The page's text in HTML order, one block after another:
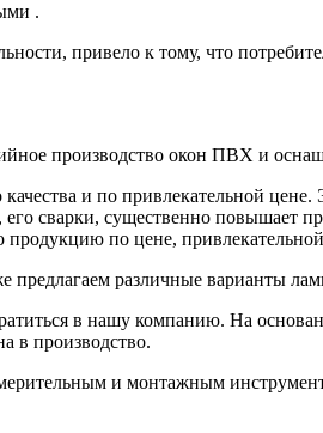
.
привело к тому, что
производство окон ПВХ и
и по привлекательной
сварки, существенно повышает
по цене,
различные варианты
в нашу компанию. На
в производство.
и монтажным